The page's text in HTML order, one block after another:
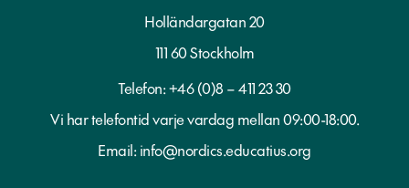
Holländargatan 20
111 60 Stockholm
Telefon:+46 (0)8 – 411 23 30
Vi har telefontid varje vardag mellan 09:00-18:00.
Email:info@nordics.educatius.org